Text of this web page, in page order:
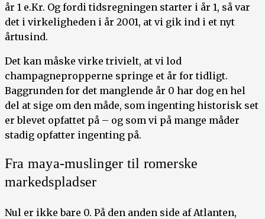
år 1 e.Kr. Og fordi tidsregningen starter i år 1, så var
det i virkeligheden i år 2001, at vi gik ind i et nyt
årtusind.
Det kan måske virke trivielt, at vi lod
champagnepropperne springe et år for tidligt.
Baggrunden for det manglende år 0 har dog en hel
del at sige om den måde, som ingenting historisk set
er blevet opfattet på – og som vi på mange måder
stadig opfatter ingenting på.
Fra maya-muslinger til romerske
markedspladser
Nul er ikke bare 0. På den anden side af Atlanten,